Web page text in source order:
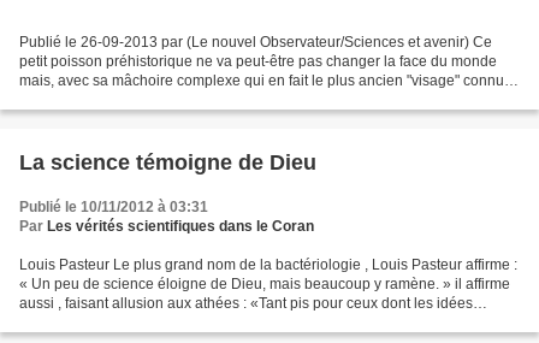
Publié le 26-09-2013 par (Le nouvel Observateur/Sciences et avenir) Ce
petit poisson préhistorique ne va peut-être pas changer la face du monde
mais, avec sa mâchoire complexe qui en fait le plus ancien "visage" connu à
La science témoigne de Dieu
Publié le 10/11/2012 à 03:31
Par Les vérités scientifiques dans le Coran
Louis Pasteur Le plus grand nom de la bactériologie , Louis Pasteur affirme :
« Un peu de science éloigne de Dieu, mais beaucoup y ramène. » il affirme
aussi , faisant allusion aux athées : «Tant pis pour ceux dont les idées